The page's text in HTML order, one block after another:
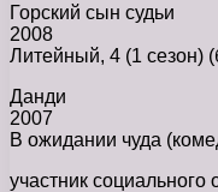
Горский сын судьи
2008
Литейный, 4 (1 сезон)
Данди
2007
В ожидании чуда
участник социального